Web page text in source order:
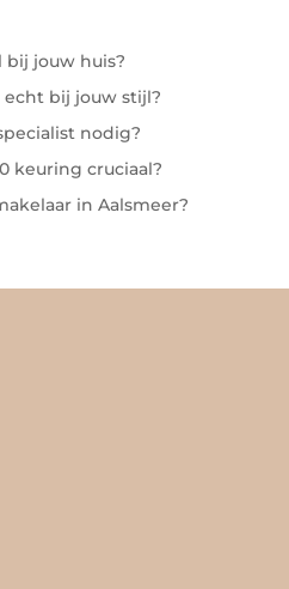
bij jouw huis?
bij jouw stijl?
nodig?
keuring cruciaal?
in Aalsmeer?